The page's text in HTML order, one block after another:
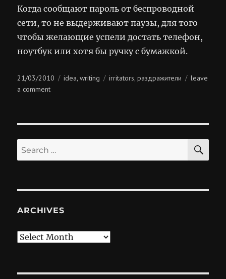
Когда сообщают пароль от беспроводной
сети, то не выдерживают паузы, для того
чтобы желающие успели достать телефон,
ноутбук или хотя бы ручку с бумажкой.
Posted
on
21/03/2010 Categories
idea,writing Tags
irritators,раздражители
leave
a commenton
Search
for:
ARCHIVES
Archives